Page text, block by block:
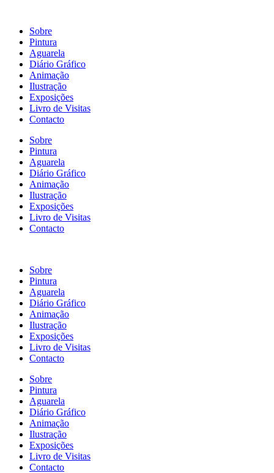
Sobre
Pintura
Aguarela
Diário Gráfico
Animação
Ilustração
Exposições
Livro de Visitas
Contacto
Sobre
Pintura
Aguarela
Diário Gráfico
Animação
Ilustração
Exposições
Livro de Visitas
Contacto
Sobre
Pintura
Aguarela
Diário Gráfico
Animação
Ilustração
Exposições
Livro de Visitas
Contacto
Sobre
Pintura
Aguarela
Diário Gráfico
Animação
Ilustração
Exposições
Livro de Visitas
Contacto